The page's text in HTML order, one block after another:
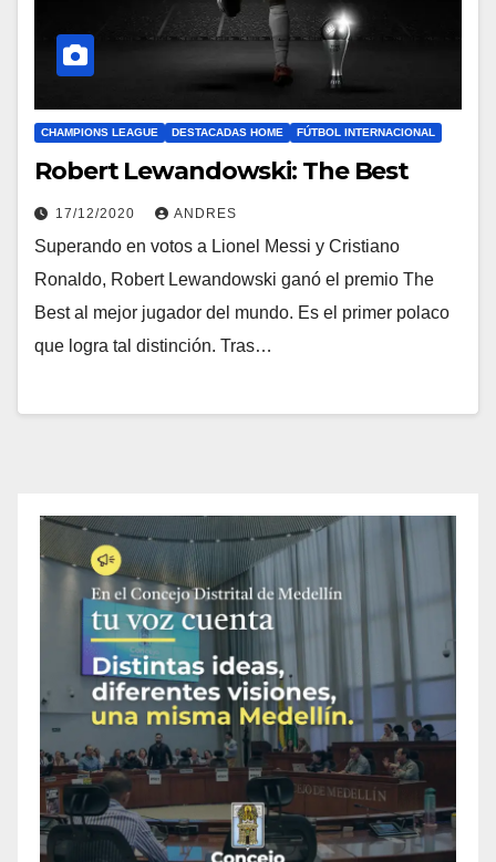
CHAMPIONS LEAGUE DESTACADAS HOME FÚTBOL INTERNACIONAL
Robert Lewandowski: The Best
17/12/2020 ANDRES
Superando en votos a Lionel Messi y Cristiano
Ronaldo, Robert Lewandowski ganó el premio The
Best al mejor jugador del mundo. Es el primer polaco
que logra tal distinción. Tras…